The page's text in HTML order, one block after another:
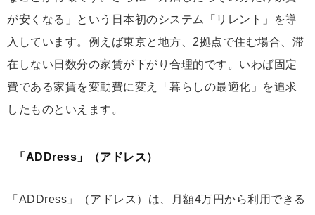
が安くなる」という日本初のシステム「リレント」を導
入しています。例えば東京と地方、2拠点で住む場合、滞
在しない日数分の家賃が下がり合理的です。いわば固定
費である家賃を変動費に変え「暮らしの最適化」を追求
したものといえます。
「ADDress」（アドレス）
「ADDress」（アドレス）は、月額4万円から利用できる